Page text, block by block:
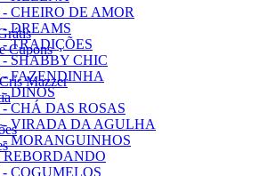
- CHEIRO DE AMOR
- DREAMS
- TRADIÇÕES
- SHABBY CHIC
- FAZENDINHA
- DINOS
- CHÁ DAS ROSAS
- VIRADA DA AGULHA
- MORANGUINHOS
REBORDANDO
- COGUMELOS
Cupons
Mazzer